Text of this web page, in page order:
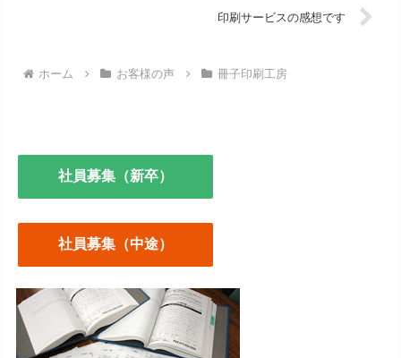
印刷サービスの感想です
ホーム お客様の声 冊子印刷工房
社員募集（新卒）
社員募集（中途）